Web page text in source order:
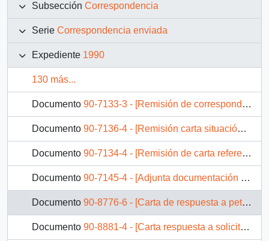
Subsección Correspondencia
Serie Correspondencia enviada
Expediente 1990
130 más...
Documento 90-7133-3 - [Remisión de correspondencia]
Documento 90-7136-4 - [Remisión carta situación periodista Juan Cardenas]
Documento 90-7134-4 - [Remisión de carta referente a situación de periodistas procesados]
Documento 90-7145-4 - [Adjunta documentación de Deudores Habitacionales Municipales]
Documento 90-8776-6 - [Carta de respuesta a petición de Monseñor Jorge Medina]
Documento 90-8881-4 - [Carta respuesta a solicitud de audiencia]